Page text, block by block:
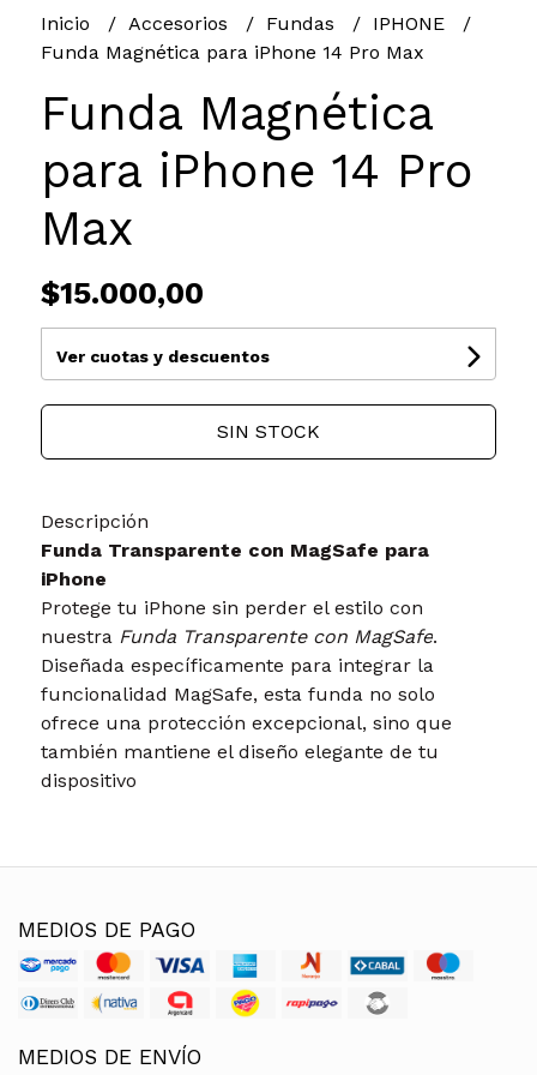
Inicio Accesorios Fundas
IPHONE
Funda Magnética para iPhone 14 Pro Max
Funda Magnética
para iPhone 14 Pro
Max
$15.000,00
Ver cuotas y descuentos
SIN STOCK
Descripción
Funda Transparente con MagSafe para
iPhone
Protege tu iPhone sin perder el estilo con
nuestra Funda Transparente con MagSafe.
Diseñada específicamente para integrar la
funcionalidad MagSafe, esta funda no solo
ofrece una protección excepcional, sino que
también mantiene el diseño elegante de tu
dispositivo
MEDIOS DE PAGO
MEDIOS DE ENVÍO